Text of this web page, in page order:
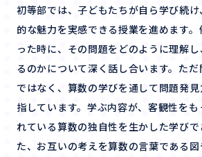
初等部では、子どもたちが自ら学び続
的な魅力を実感できる授業を進めます
った時に、その問題をどのように理解
るのかについて深く話し合います。た
ではなく、算数の学びを通して問題発
指しています。学ぶ内容が、客観性をも
れている算数の独自性を生かした学び
た、お互いの考えを算数の言葉である